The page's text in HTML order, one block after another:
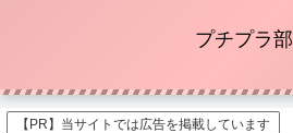
プチプラ部
【PR】当サイトでは広告を掲載しています